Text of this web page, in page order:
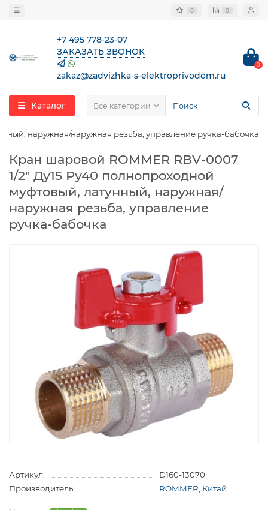
0 0
+7 495 778-23-07
ЗАКАЗАТЬ ЗВОНОК
zakaz@zadvizhka-s-elektroprivodom.ru
0
Каталог Все категории
наружная/наружная резьба, управление ручка-бабочка
Кран шаровой ROMMER RBV-0007
1/2″ Ду15 Ру40 полнопроходной
муфтовый, латунный, наружная/
наружная резьба, управление
ручка-бабочка
Артикул:
D160-13070
Производитель:
ROMMER, Китай